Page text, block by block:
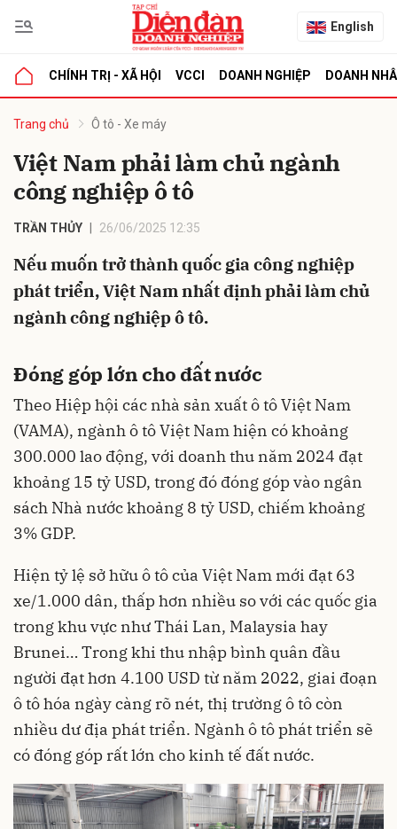
English
CHÍNH TRỊ - XÃ HỘI VCCI DOANH NGHIỆP DOANH
Trang chủ Ô tô - Xe máy
Việt Nam phải làm chủ ngành
công nghiệp ô tô
TRẦN THỦY 26/06/2025 12:35
Nếu muốn trở thành quốc gia công nghiệp
phát triển, Việt Nam nhất định phải làm chủ
ngành công nghiệp ô tô.
Đóng góp lớn cho đất nước
Theo Hiệp hội các nhà sản xuất ô tô Việt Nam
(VAMA), ngành ô tô Việt Nam hiện có khoảng
300.000 lao động, với doanh thu năm 2024 đạt
khoảng 15 tỷ USD, trong đó đóng góp vào ngân
sách Nhà nước khoảng 8 tỷ USD, chiếm khoảng
3% GDP.
Hiện tỷ lệ sở hữu ô tô của Việt Nam mới đạt 63
xe/1.000 dân, thấp hơn nhiều so với các quốc gia
trong khu vực như Thái Lan, Malaysia hay
Brunei… Trong khi thu nhập bình quân đầu
người đạt hơn 4.100 USD từ năm 2022, giai đoạn
ô tô hóa ngày càng rõ nét, thị trường ô tô còn
nhiều dư địa phát triển. Ngành ô tô phát triển sẽ
có đóng góp rất lớn cho kinh tế đất nước.
luận
Hủy